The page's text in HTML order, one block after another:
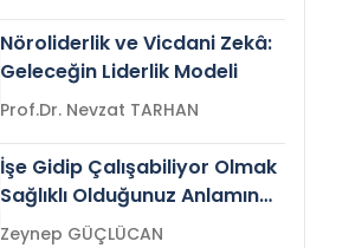
Nöroliderlik ve Vicdani Zekâ:
Geleceğin Liderlik Modeli
Prof.Dr. Nevzat TARHAN
İşe Gidip Çalışabiliyor Olmak
Sağlıklı Olduğunuz Anlamına
Gelir mi?Zeynep GÜÇLÜCAN